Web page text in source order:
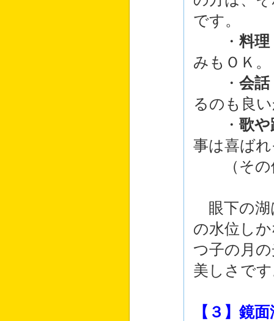
です。
・ 料理
みもＯＫ。
・ 会話
るのも良
・ 歌
事は喜ば
（その
眼下の湖
の水位し
つ子の月
美しさで
【３】鏡